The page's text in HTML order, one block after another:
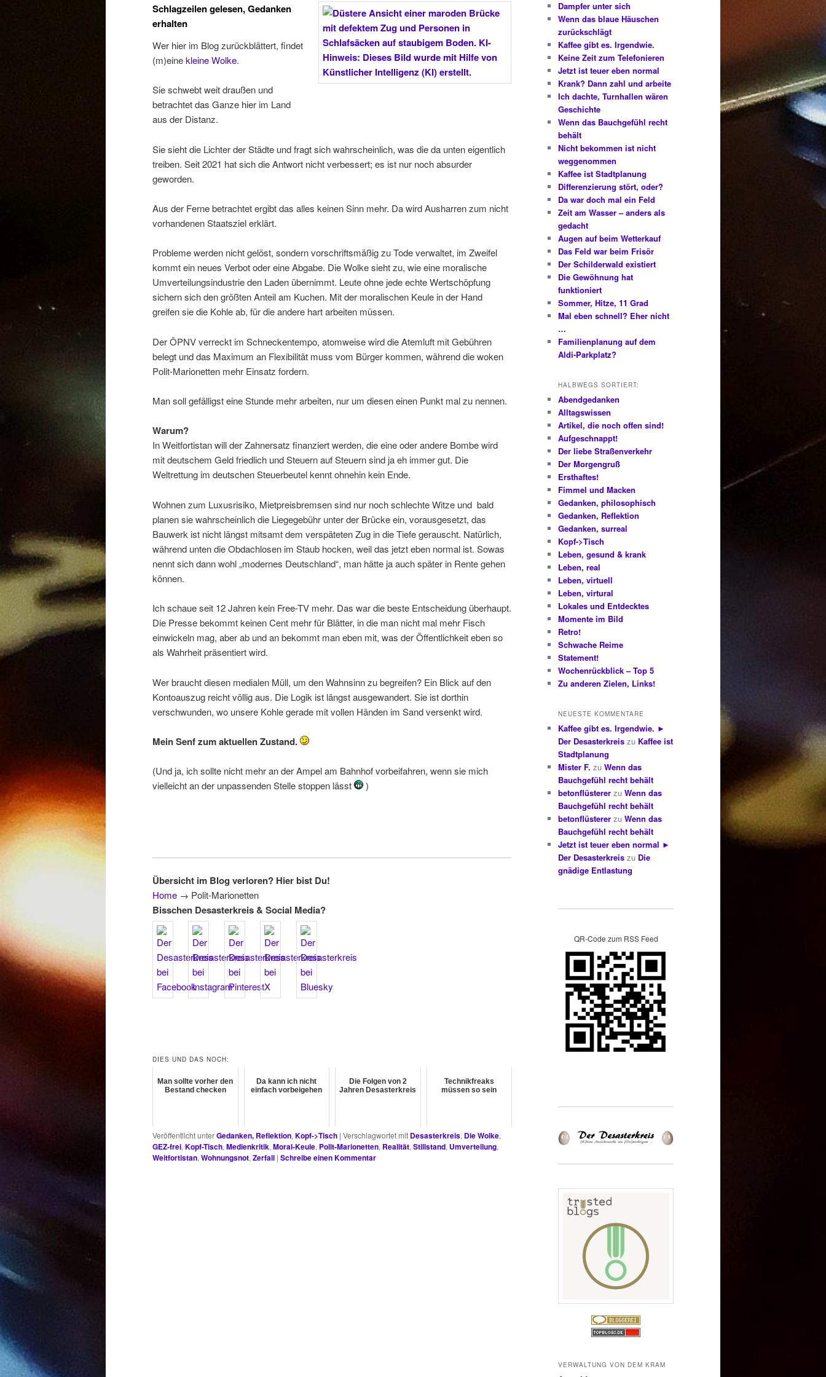
Schlagzeilen gelesen, Gedanken
erhalten
Wer hier im Blog zurückblättert, findet
(m)einekleine Wolke.
Sie schwebt weit draußen und
betrachtet das Ganze hier im Land
aus der Distanz.
Sie sieht die Lichter der Städte und fragt sich wahrscheinlich, was die da unten eigentlich
treiben. Seit 2021 hat sich die Antwort nicht verbessert; es ist nur noch absurder
geworden.
Aus der Ferne betrachtet ergibt das alles keinen Sinn mehr. Da wird Ausharren zum nicht
vorhandenen Staatsziel erklärt.
Probleme werden nicht gelöst, sondern vorschriftsmäßig zu Tode verwaltet, im Zweifel
kommt ein neues Verbot oder eine Abgabe. Die Wolke sieht zu, wie eine moralische
Umverteilungsindustrie den Laden übernimmt. Leute ohne jede echte Wertschöpfung
sichern sich den größten Anteil am Kuchen. Mit der moralischen Keule in der Hand
greifen sie die Kohle ab, für die andere hart arbeiten müssen.
Der ÖPNV verreckt im Schneckentempo, atomweise wird die Atemluft mit Gebühren
belegt und das Maximum an Flexibilität muss vom Bürger kommen, während die woken
Polit-Marionetten mehr Einsatz fordern.
Man soll gefälligst eine Stunde mehr arbeiten, nur um diesen einen Punkt mal zu nennen.
Warum?
In Weitfortistan will der Zahnersatz finanziert werden, die eine oder andere Bombe wird
mit deutschem Geld friedlich und Steuern auf Steuern sind ja eh immer gut. Die
Weltrettung im deutschen Steuerbeutel kennt ohnehin kein Ende.
Wohnen zum Luxusrisiko, Mietpreisbremsen sind nur noch schlechte Witze und bald
planen sie wahrscheinlich die Liegegebühr unter der Brücke ein, vorausgesetzt, das
Bauwerk ist nicht längst mitsamt dem verspäteten Zug in die Tiefe gerauscht. Natürlich,
während unten die Obdachlosen im Staub hocken, weil das jetzt eben normal ist. Sowas
nennt sich dann wohl „modernes Deutschland“, man hätte ja auch später in Rente gehen
können.
Ich schaue seit 12 Jahren kein Free-TV mehr. Das war die beste Entscheidung überhaupt.
Die Presse bekommt keinen Cent mehr für Blätter, in die man nicht mal mehr Fisch
einwickeln mag, aber ab und an bekommt man eben mit, was der Öffentlichkeit eben so
als Wahrheit präsentiert wird.
Wer braucht diesen medialen Müll, um den Wahnsinn zu begreifen? Ein Blick auf den
Kontoauszug reicht völlig aus. Die Logik ist längst ausgewandert. Sie ist dorthin
verschwunden, wo unsere Kohle gerade mit vollen Händen im Sand versenkt wird.
Mein Senf zum aktuellen Zustand.
(Und ja, ich sollte nicht mehr an der Ampel am Bahnhof vorbeifahren, wenn sie mich
vielleicht an der unpassenden Stelle stoppen lässt
)
Übersicht im Blog verloren? Hier bist Du!
Home → Polit-Marionetten
Bisschen Desasterkreis & Social Media?
DIES UND DAS NOCH:
Man sollte vorher den
Bestand checken
Da kann ich nicht
einfach vorbeigehen
Die Folgen von 2
Jahren Desasterkreis
Technikfreaks
müssen so sein
Veröffentlicht unterGedanken, Reflektion, Kopf->Tisch | Verschlagwortet mit Desasterkreis, Die Wolke,
GEZ-frei, Kopf-Tisch, Medienkritik, Moral-Keule, Polit-Marionetten, Realität, Stillstand, Umverteilung,
Weitfortistan, Wohnungsnot, Zerfall | Schreibe einen Kommentar
Dampfer unter sich
Wenn das blaue Häuschen
zurückschlägt
Kaffee gibt es. Irgendwie.
Keine Zeit zum Telefonieren
Jetzt ist teuer eben normal
Krank? Dann zahl und arbeite
Ich dachte, Turnhallen wären
Geschichte
Wenn das Bauchgefühl recht
behält
Nicht bekommen ist nicht
weggenommen
Kaffee ist Stadtplanung
Differenzierung stört, oder?
Da war doch mal ein Feld
Zeit am Wasser – anders als
gedacht
Augen auf beim Wetterkauf
Das Feld war beim Frisör
Der Schilderwald existiert
Die Gewöhnung hat
funktioniert
Sommer, Hitze, 11 Grad
Mal eben schnell? Eher nicht
…
Familienplanung auf dem
Aldi-Parkplatz?
HALBWEGS SORTIERT:
Abendgedanken
Alltagswissen
Artikel, die noch offen sind!
Aufgeschnappt!
Der liebe Straßenverkehr
Der Morgengruß
Ersthaftes!
Fimmel und Macken
Gedanken, philosophisch
Gedanken, Reflektion
Gedanken, surreal
Kopf->Tisch
Leben, gesund & krank
Leben, real
Leben, virtuell
Leben, virtural
Lokales und Entdecktes
Momente im Bild
Retro!
Schwache Reime
Statement!
Wochenrückblick – Top 5
Zu anderen Zielen, Links!
NEUESTE KOMMENTARE
Kaffee gibt es. Irgendwie. ►
Der Desasterkreis zu Kaffee ist
Stadtplanung
Mister F. zu Wenn das
Bauchgefühl recht behält
betonflüsterer zu Wenn das
Bauchgefühl recht behält
betonflüsterer zu Wenn das
Bauchgefühl recht behält
Jetzt ist teuer eben normal ►
Der Desasterkreis zu Die
gnädige Entlastung
QR-Code zum RSS Feed
VERWALTUNG VON DEM KRAM